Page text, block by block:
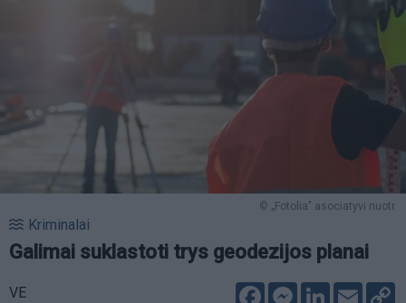
© „Fotolia" asociatyvi nuotr.
Kriminalai
Galimai suklastoti trys geodezijos planai
VE FacebookMessenger
LinkedIn
Email